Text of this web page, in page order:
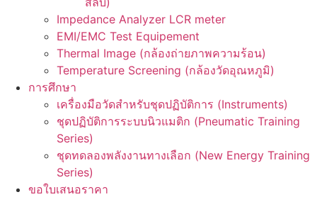
Impedance Analyzer LCR meter
EMI/EMC Test Equipement
Thermal Image (กล้องถ่ายภาพความร้อน)
Temperature Screening (กล้องวัดอุณหภูมิ)
การศึกษา
เครื่องมือวัดสำหรับชุดปฏิบัติการ (Instruments)
ชุดปฏิบัติการระบบนิวแมติก (Pneumatic Training
Series)
ชุดทดลองพลังงานทางเลือก (New Energy Training
Series)
ขอใบเสนอราคา